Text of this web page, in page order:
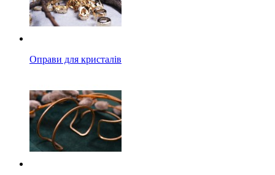
Оправи для кристалів